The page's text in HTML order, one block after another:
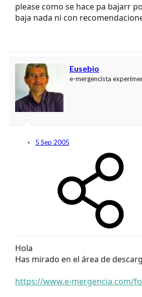
please como se hace pa bajarr
baja nada ni con
Eusebio
e-mergencista
5 Sep 2005
Hola
Has mirado en el área de
https://www.e-mergencia.com/